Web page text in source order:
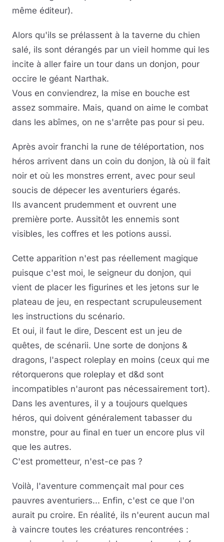
même éditeur).
Alors qu'ils se prélassent à la taverne du chien
salé, ils sont dérangés par un vieil homme qui les
incite à aller faire un tour dans un donjon, pour
occire le géant Narthak.
Vous en conviendrez, la mise en bouche est
assez sommaire. Mais, quand on aime le combat
dans les abîmes, on ne s'arrête pas pour si peu.
Après avoir franchi la rune de téléportation, nos
héros arrivent dans un coin du donjon, là où il fait
noir et où les monstres errent, avec pour seul
soucis de dépecer les aventuriers égarés.
Ils avancent prudemment et ouvrent une
première porte. Aussitôt les ennemis sont
visibles, les coffres et les potions aussi.
Cette apparition n'est pas réellement magique
puisque c'est moi, le seigneur du donjon, qui
vient de placer les figurines et les jetons sur le
plateau de jeu, en respectant scrupuleusement
les instructions du scénario.
Et oui, il faut le dire, Descent est un jeu de
quêtes, de scénarii. Une sorte de donjons &
dragons, l'aspect roleplay en moins (ceux qui me
rétorquerons que roleplay et d&d sont
incompatibles n'auront pas nécessairement tort).
Dans les aventures, il y a toujours quelques
héros, qui doivent généralement tabasser du
monstre, pour au final en tuer un encore plus vil
que les autres.
C'est prometteur, n'est-ce pas ?
Voilà, l'aventure commençait mal pour ces
pauvres aventuriers... Enfin, c'est ce que l'on
aurait pu croire. En réalité, ils n'eurent aucun mal
à vaincre toutes les créatures rencontrées :